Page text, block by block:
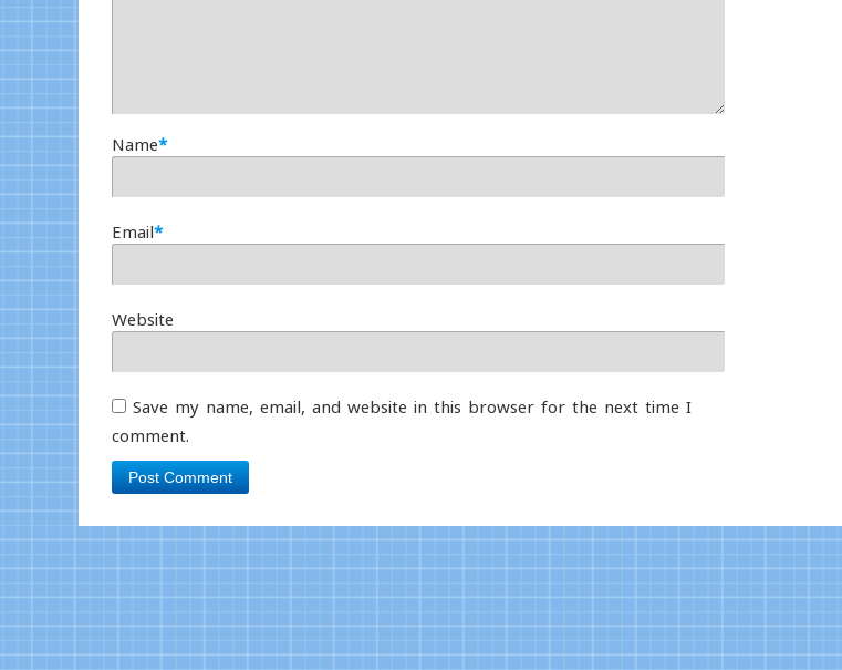
Name*
Email*
Website
Save my name, email, and website in this browser for the next time I
comment.